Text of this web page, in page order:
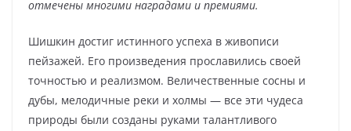
отмечены многими наградами и премиями.
Шишкин достиг истинного успеха в живописи
пейзажей. Его произведения прославились своей
точностью и реализмом. Величественные сосны и
дубы, мелодичные реки и холмы — все эти чудеса
природы были созданы руками талантливого